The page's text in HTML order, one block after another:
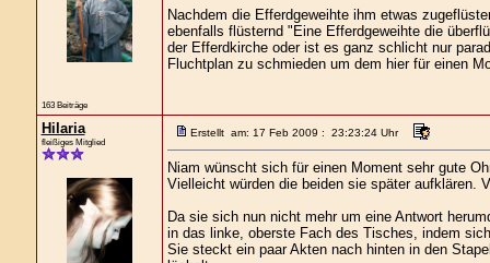
163 Beiträge
Nachdem die Efferdgeweihte ihm etwas
ebenfalls flüsternd "Eine Efferdgeweihte die
der Efferdkirche oder ist es ganz schlicht nur
Fluchtplan zu schmieden um dem hier für einen
Hilaria
fleißiges Mitglied
Erstellt am: 17 Feb 2009 : 23:23:24 Uhr
Niam wünscht sich für einen Moment sehr gute
Vielleicht würden die beiden sie später aufklären.
Da sie sich nun nicht mehr um eine Antwort
in das linke, oberste Fach des Tisches, indem
Sie steckt ein paar Akten nach hinten in den